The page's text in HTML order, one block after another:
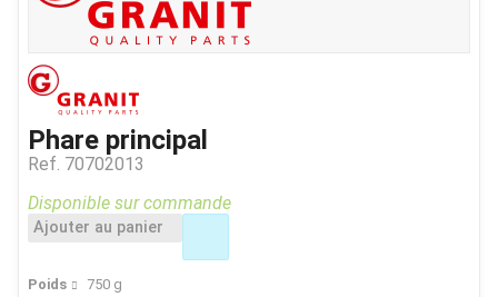
Phare principal
Ref. 70702013
Poids 750 g
Disponible sur commande
Ajouter au panier